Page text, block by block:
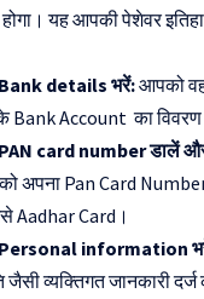
यह आपकी पेशेवर
details भरें:आपको
Bank Account का विवरण
card number डालें
अपना Pan Card
Aadhar Card।
information
व्यक्तिगत जानकारी